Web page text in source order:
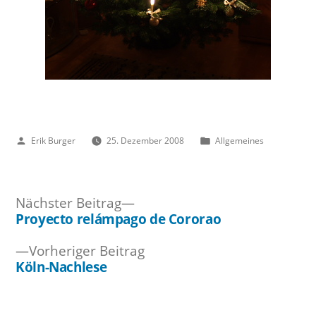
Veröffentlicht
Erik Burger 25. Dezember 2008
Veröffentlicht
Allgemeines
Vorheriger BeitragVorheriger
Köln-Nachlese
Nächster Beitrag
Nächster
Beitrag:
Proyecto relámpago de Cororao